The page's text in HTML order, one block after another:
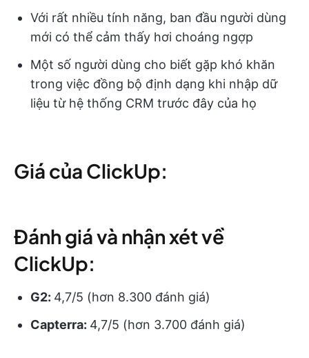
Với rất nhiều tính năng, ban đầu người dùng
mới có thể cảm thấy hơi choáng ngợp
Một số người dùng cho biết gặp khó khăn
trong việc đồng bộ định dạng khi nhập dữ
liệu từ hệ thống CRM trước đây của họ
Giá của ClickUp:
Đánh giá và nhận xét về
ClickUp:
G2: 4,7/5 (hơn 8.300 đánh giá)
Capterra: 4,7/5 (hơn 3.700 đánh giá)